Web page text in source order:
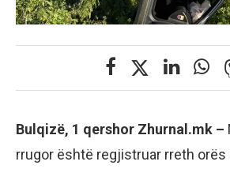
Bulqizë, 1 qershor Zhurnal.mk –
rrugor është regjistruar rreth orës